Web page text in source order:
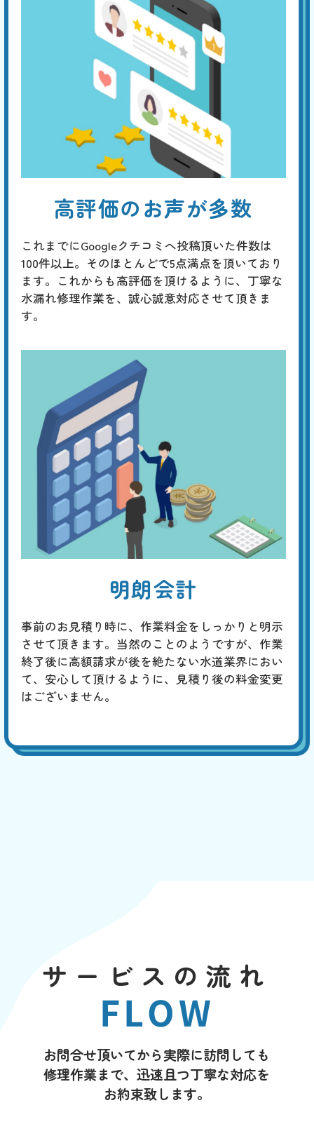
高評価のお声が多数
これまでにGoogleクチコミへ投稿頂いた件数は
100件以上。そのほとんどで5点満点を頂いており
ます。これからも高評価を頂けるように、丁寧な
水漏れ修理作業を、誠心誠意対応させて頂きま
す。
明朗会計
事前のお見積り時に、作業料金をしっかりと明示
させて頂きます。当然のことのようですが、作業
終了後に高額請求が後を絶たない水道業界におい
て、安心して頂けるように、見積り後の料金変更
はございません。
サービスの流れ
FLOW
お問合せ頂いてから実際に訪問しても
修理作業まで、迅速且つ丁寧な対応を
お約束致します。